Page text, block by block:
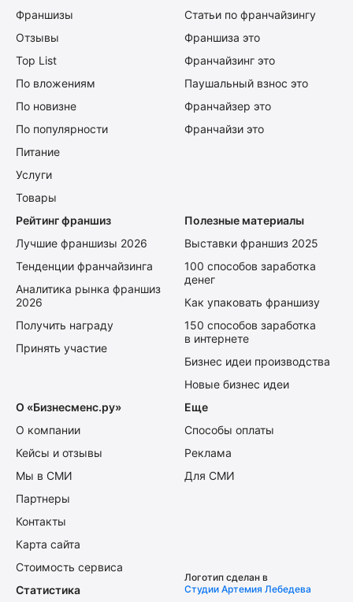
Франшизы
Отзывы
Top List
По вложениям
По новизне
По популярности
Питание
Услуги
Товары
Статьи по франчайзингу
Франшиза это
Франчайзинг это
Паушальный взнос это
Франчайзер это
Франчайзи это
Рейтинг франшиз
Лучшие франшизы 2026
Тенденции франчайзинга
Аналитика рынка франшиз
2026
Получить награду
Принять участие
Полезные материалы
Выставки франшиз 2025
100 способов заработка
денег
Как упаковать франшизу
150 способов заработка
в интернете
Бизнес идеи производства
Новые бизнес идеи
О «Бизнесменс.ру»
О компании
Кейсы и отзывы
Мы в СМИ
Партнеры
Контакты
Карта сайта
Стоимость сервиса
Еще
Способы оплаты
Реклама
Для СМИ
Статистика
Логотип сделан в
Студии Артемия Лебедева